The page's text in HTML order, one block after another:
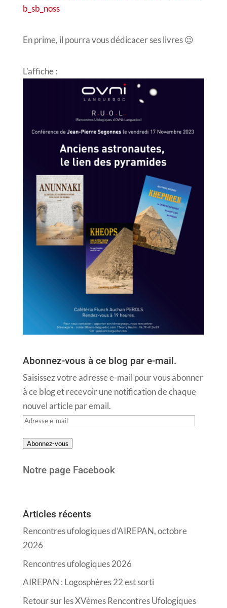
b_sb_noss
En prime, il pourra vous dédicacer ses livres 😉
L’affiche :
Abonnez-vous à ce blog par e-mail.
Saisissez votre adresse e-mail pour vous abonner
à ce blog et recevoir une notification de chaque
nouvel article par email.
Adresse
mail
Abonnez-vous
Notre page Facebook
Articles récents
Rencontres ufologiques d’AIREPAN, octobre
2026
Rencontres ufologiques 2026
AIREPAN : Logosphères 22 est sorti
Retour sur les XVèmes Rencontres Ufologiques